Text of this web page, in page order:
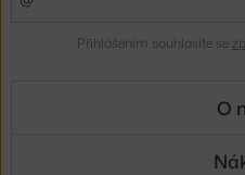
Přihlášením souhlasíte se
O